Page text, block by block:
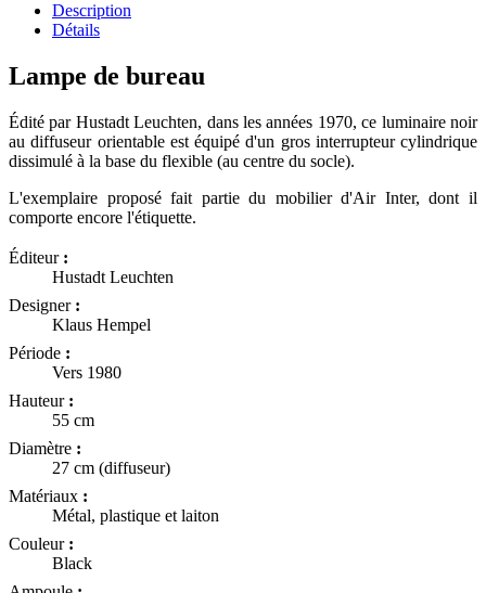
Description
Détails
Lampe de bureau
Édité par Hustadt Leuchten, dans les années 1970, ce luminaire noir
au diffuseur orientable est équipé d'un gros interrupteur cylindrique
dissimulé à la base du flexible (au centre du socle).
L'exemplaire proposé fait partie du mobilier d'Air Inter, dont il
comporte encore l'étiquette.
Éditeur :
Hustadt Leuchten
Designer :
Klaus Hempel
Période :
Vers 1980
Hauteur :
55 cm
Diamètre :
27 cm (diffuseur)
Matériaux :
Métal, plastique et laiton
Couleur :
Black